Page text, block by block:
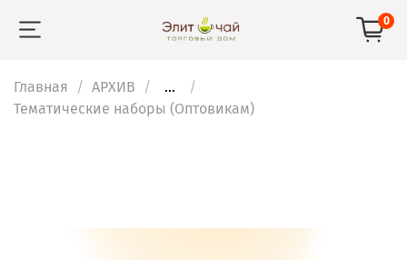
0
Главная АРХИВ
...
Тематические наборы (Оптовикам)